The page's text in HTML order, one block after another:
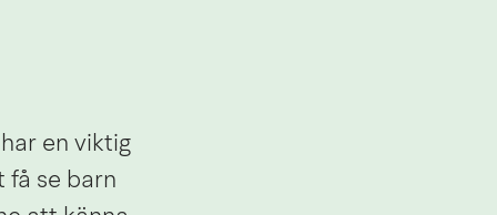
en viktig
få se barn